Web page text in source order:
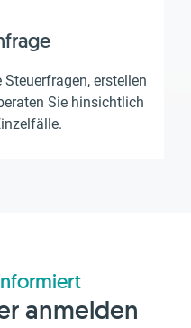
erstellen
Sie hinsichtlich
anmelden